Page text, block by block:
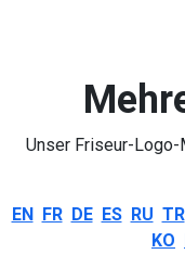
Unser Friseur-
EN FR DE ES RU TR
KO